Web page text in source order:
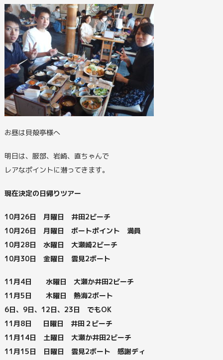
お昼は貝殻亭様へ
明日は、服部、岩崎、直ちゃんで
レアなポイントに潜ってきます。
現在決定の日帰りツアー
10月26日 月曜日 井田2ビーチ
10月26日 月曜日 ボートポイント 満員
10月28日 水曜日 大瀬崎2ビーチ
10月30日 金曜日 雲見2ボート
11月4日 水曜日 大瀬か井田2ビーチ
11月5日 木曜日 熱海2ボート
6日、9日、12日、23日 でもOK
11月8日 日曜日 井田２ビーチ
11月1 4日 土曜日 大瀬か井田2ビーチ
11月15日 日曜日 雲見2ボート 感謝ディ